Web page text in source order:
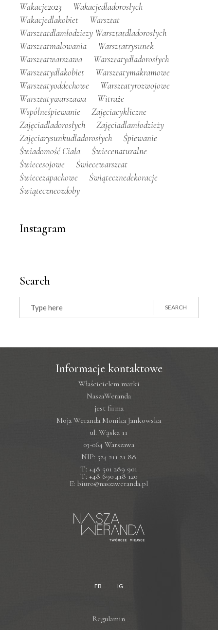
Wakacje2023
Wakacjedladorosłych
Wakacjedlakobiet
Warsztat
Warsztatdlamłodziezy Warsztatdladorosłych
Warsztatmalowania
Warsztatrysunek
Warsztatwarszawa
Warsztatydladorosłych
Warsztatydlakobiet
Warsztatymakramowe
Warsztatyoddechowe
Warsztatyrozwojowe
Warsztatywarszawa
Witraże
Wspólneśpiewanie
Zajęciacykliczne
Zajęciadladorosłych
Zajęciadlamłodzieży
Zajęciarysunkudladorosłych
Śpiewanie
Świadomość Ciała
Świecenaturalne
Świecesojowe
Świecewarsztat
Świecezapachowe
Świątecznedekoracje
Świąteczneozdoby
Instagram
Search
Search
for:
SEARCH
Informacje kontaktowe
Właścicielem marki
NaszaWeranda
jest firma
Moja Weranda Monika Jankowska
ul. Wąska 11
03-064 Warszawa
NIP: 524 211 21 88
T: +48 501 289 901
T: +48 690 418 120
E: biuro@naszaweranda.pl
FB IG
Regulamin